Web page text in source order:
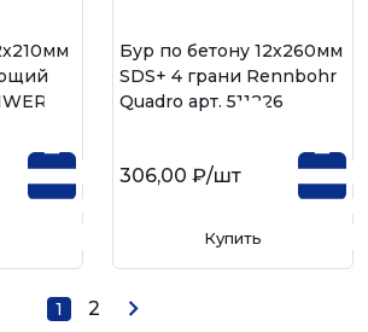
Бур по бетону 12х260мм
SDS+ 4 грани Rennbohr
Quadro арт. 511226
306,00 ₽/шт
Купить
1 2